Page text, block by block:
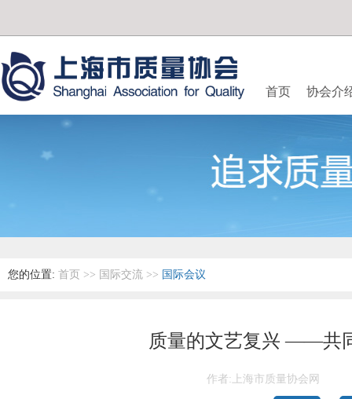
首页 协会介
您的位置: 首页 >> 国际交流 >> 国际会议
质量的文艺复兴 ——共
作者:上海市质量协会网